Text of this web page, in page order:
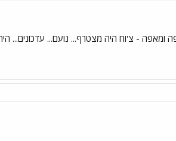
ומאפה - צ'וח היה מצטרף... נועם... עדכונים...